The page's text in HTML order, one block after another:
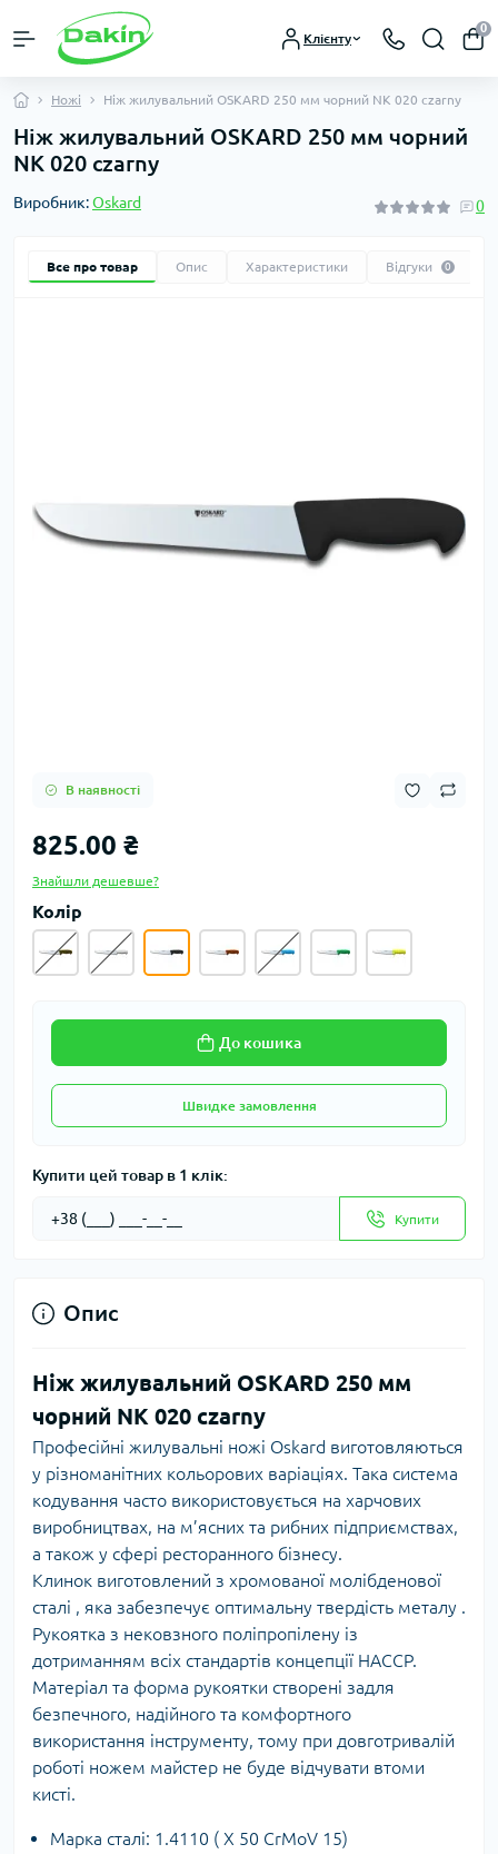
Клієнту
0
Ножі Ніж жилувальний OSKARD 250 мм чорний NK 020 czarny
Ніж жилувальний OSKARD 250 мм чорний
NK 020 czarny
Виробник:Oskard 0
Все про товар Опис Характеристики Відгуки 0
В наявності
825.00 ₴
Знайшли дешевше?
Колір
До кошика
Швидке замовлення
Купити цей товар в 1 клік:
Купити
Опис
Ніж жилувальний OSKARD 250 мм
чорний NK 020 czarny
Професійні жилувальні ножі Oskard виготовляються
у різноманітних кольорових варіаціях. Така система
кодування часто використовується на харчових
виробництвах, на м’ясних та рибних підприємствах,
а також у сфері ресторанного бізнесу.
Клинок виготовлений з хромованої молібденової
сталі , яка забезпечує оптимальну твердість металу .
Рукоятка з нековзного поліпропілену із
дотриманням всіх стандартів концепції НАССР.
Матеріал та форма рукоятки створені задля
безпечного, надійного та комфортного
використання інструменту, тому при довготривалій
роботі ножем майстер не буде відчувати втоми
кисті.
Марка сталі: 1.4110 ( X 50 CrMoV 15)